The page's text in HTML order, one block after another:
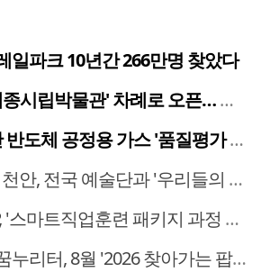
일파크 10년간 266만명 찾았다
물관' 차례로 오픈… 고운동 정주여건 좋아진다
체 공정용 가스 '품질평가 체계' 구축
전국 예술단과 '우리들의 하모니' 선보여
마트직업훈련 패키지 과정 3기' 모집
터, 8월 '2026 찾아가는 팝업놀이터' 운영